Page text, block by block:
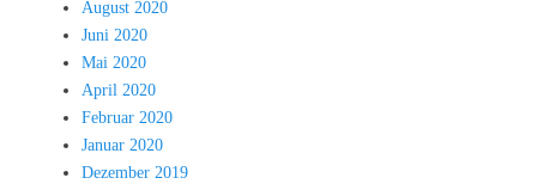
August 2020
Juni 2020
Mai 2020
April 2020
Februar 2020
Januar 2020
Dezember 2019